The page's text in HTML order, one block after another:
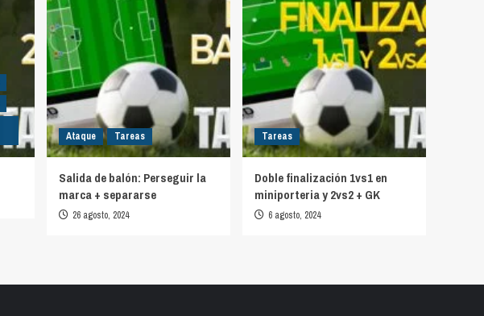
Ataque Tareas
Salida de balón: Perseguir la
marca + separarse
26 agosto, 2024
Tareas
Doble finalización 1vs1 en
miniporteria y 2vs2 + GK
6 agosto, 2024